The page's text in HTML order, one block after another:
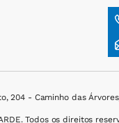
204 - Caminho das
Todos os direitos